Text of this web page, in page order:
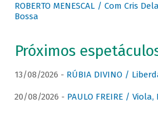
ROBERTO MENESCAL / Com Cris
Bossa
Próximos
13/08/2026 - RÚBIA DIVINO /
20/08/2026 - PAULO FREIRE /